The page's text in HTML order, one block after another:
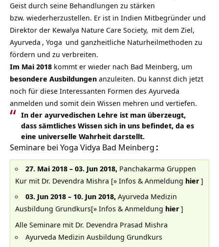
Geist durch seine Behandlungen zu stärken
bzw. wiederherzustellen. Er ist in Indien Mitbegründer und
Direktor der Kewalya Nature Care Society, mit dem Ziel,
Ayurveda , Yoga und ganzheitliche Naturheilmethoden zu
fördern und zu verbreiten.
Im Mai 2018 kommt er wieder nach Bad Meinberg, um
besondere Ausbildungen anzuleiten. Du kannst dich jetzt
noch für diese Interessanten Formen des Ayurveda
anmelden und somit dein Wissen mehren und vertiefen.
In der ayurvedischen Lehre ist man überzeugt,
dass sämtliches Wissen sich in uns befindet, da es
eine universelle Wahrheit darstellt.
Seminare bei Yoga Vidya Bad Meinberg:
27. Mai 2018 – 03. Jun 2018, Panchakarma Gruppen
Kur mit Dr. Devendra Mishra [» Infos & Anmeldung hier]
03. Jun 2018 – 10. Jun 2018, Ayurveda Medizin
Ausbildung Grundkurs[» Infos & Anmeldung hier]
Alle Seminare mit Dr. Devendra Prasad Mishra
Ayurveda Medizin Ausbildung Grundkurs